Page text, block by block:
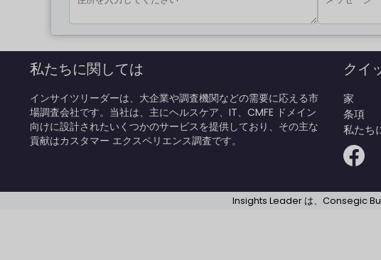
私たちに関しては
インサイツリーダーは、大企業や調査機関などの需要に応える市
場調査会社です。当社は、主にヘルスケア、IT、CMFE ドメイン
向けに設計されたいくつかのサービスを提供しており、その主な
貢献はカスタマー エクスペリエンス調査です。
クイ
家
条項
私たち
Insights Leader は、Consegic